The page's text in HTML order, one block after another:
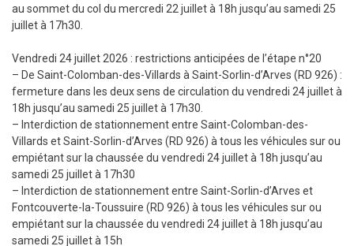
au sommet du col du mercredi 22 juillet à 18h jusqu’au samedi 25
juillet à 17h30.
Vendredi 24 juillet 2026 : restrictions anticipées de l’étape n°20
– De Saint-Colomban-des-Villards à Saint-Sorlin-d’Arves (RD 926) :
fermeture dans les deux sens de circulation du vendredi 24 juillet à
18h jusqu’au samedi 25 juillet à 17h30.
– Interdiction de stationnement entre Saint-Colomban-des-
Villards et Saint-Sorlin-d’Arves (RD 926) à tous les véhicules sur ou
empiétant sur la chaussée du vendredi 24 juillet à 18h jusqu’au
samedi 25 juillet à 17h30
– Interdiction de stationnement entre Saint-Sorlin-d’Arves et
Fontcouverte-la-Toussuire (RD 926) à tous les véhicules sur ou
empiétant sur la chaussée du vendredi 24 juillet à 18h jusqu’au
samedi 25 juillet à 15h